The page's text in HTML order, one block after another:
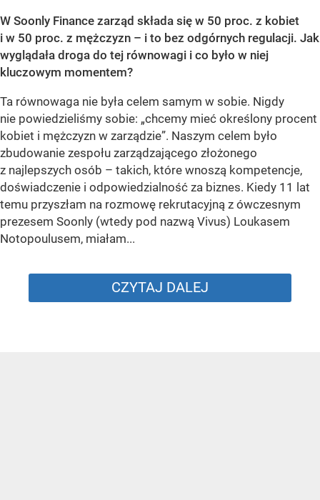
W Soonly Finance zarząd składa się w 50 proc. z kobiet
i w 50 proc. z mężczyzn – i to bez odgórnych regulacji. Jak
wyglądała droga do tej równowagi i co było w niej
kluczowym momentem?
Ta równowaga nie była celem samym w sobie. Nigdy
nie powiedzieliśmy sobie: „chcemy mieć określony procent
kobiet i mężczyzn w zarządzie”. Naszym celem było
zbudowanie zespołu zarządzającego złożonego
z najlepszych osób – takich, które wnoszą kompetencje,
doświadczenie i odpowiedzialność za biznes. Kiedy 11 lat
temu przyszłam na rozmowę rekrutacyjną z ówczesnym
prezesem Soonly (wtedy pod nazwą Vivus) Loukasem
Notopoulusem, miałam...
CZYTAJ DALEJ